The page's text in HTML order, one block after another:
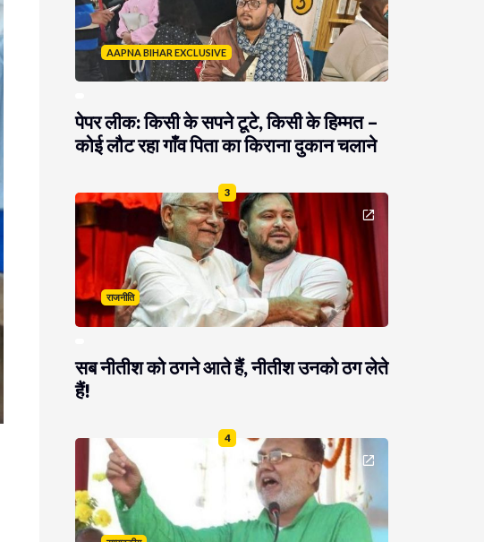
AAPNA BIHAR EXCLUSIVE
पेपर लीक: किसी के सपने टूटे, किसी के हिम्मत –
कोई लौट रहा गाँव पिता का किराना दुकान चलाने
3
राजनीति
सब नीतीश को ठगने आते हैं, नीतीश उनको ठग लेते
हैं!
4